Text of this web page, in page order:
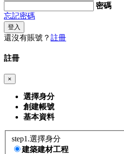
密碼
忘記密碼
登入
還沒有賬號？ 註冊
註冊
×
選擇身分
創建帳號
基本資料
step1.選擇身分
建築建材工程